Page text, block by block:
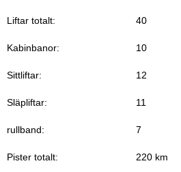
Liftar totalt: 40
Kabinbanor: 10
Sittliftar: 12
Släpliftar: 11
rullband: 7
Pister totalt: 220 km